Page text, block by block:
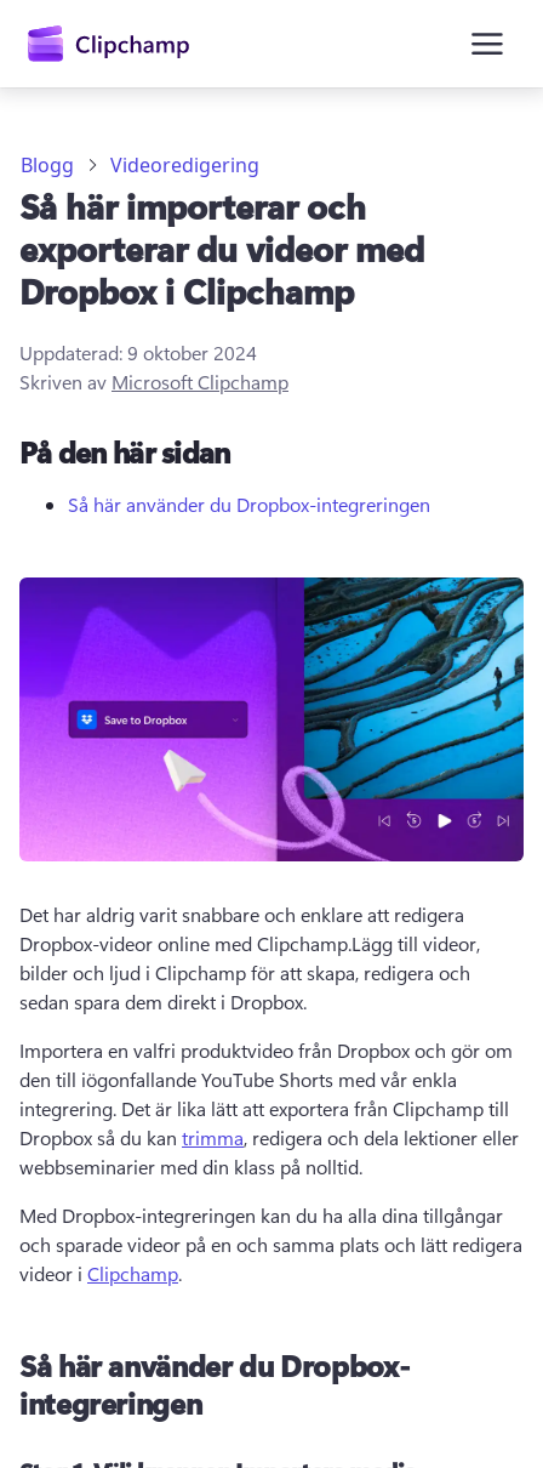
huvudinnehåll
Logga in
Prova kostnadsfritt
Blogg Videoredigering
Så här importerar och
exporterar du videor med
Dropbox i Clipchamp
Uppdaterad:9 oktober 2024
Skriven av Microsoft Clipchamp
På den här sidan
Så här använder du Dropbox-integreringen
Det har aldrig varit snabbare och enklare att redigera
Dropbox-videor online med Clipchamp.Lägg till videor,
bilder och ljud i Clipchamp för att skapa, redigera och
sedan spara dem direkt i Dropbox.
Importera en valfri produktvideo från Dropbox och gör om
den till iögonfallande YouTube Shorts med vår enkla
integrering. Det är lika lätt att exportera från Clipchamp till
Dropbox så du kan trimma, redigera och dela lektioner eller
webbseminarier med din klass på nolltid.
Med Dropbox-integreringen kan du ha alla dina tillgångar
och sparade videor på en och samma plats och lätt redigera
videor i Clipchamp.
Så här använder du Dropbox-
integreringen